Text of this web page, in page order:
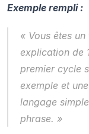
Exemple rempli :
« Vous êtes
explication de
premier cycle
exemple et
langage
phrase. »